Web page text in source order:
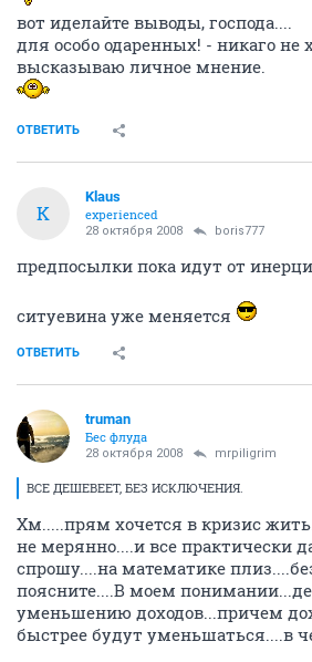
вот иделайте выводы, господа....
для особо одаренных! - никаго не
высказываю личное мнение.
ОТВЕТИТЬ
K
Klaus
experienced
28 октября 2008 boris777
предпосылки пока идут от
ситуевина уже меняется
ОТВЕТИТЬ
truman
Бес флуда
28 октября 2008 mrpiligrim
ВСЕ ДЕШЕВЕЕТ, БЕЗ ИСКЛЮЧЕНИЯ.
Хм.....прям хочется в кризис
не мерянно....и все практически
спрошу....на математике
поясните....В моем
уменьшению доходов...причем
быстрее будут уменьшаться....в